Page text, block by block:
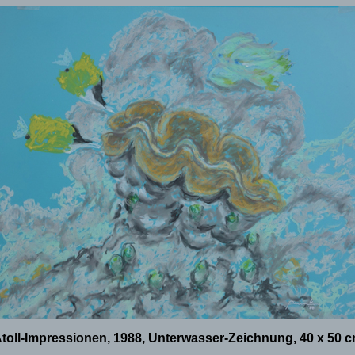
Impressionen, 1988, Unterwasser-Zeichnung, 40 x 50